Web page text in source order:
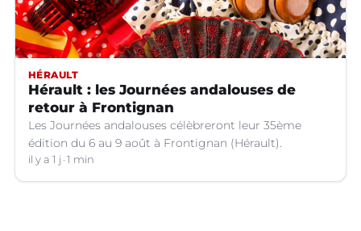
HÉRAULT
Hérault : les Journées andalouses de
retour à Frontignan
Les Journées andalouses célèbreront leur 35ème
édition du 6 au 9 août à Frontignan (Hérault).
il y a 1 j 1 min